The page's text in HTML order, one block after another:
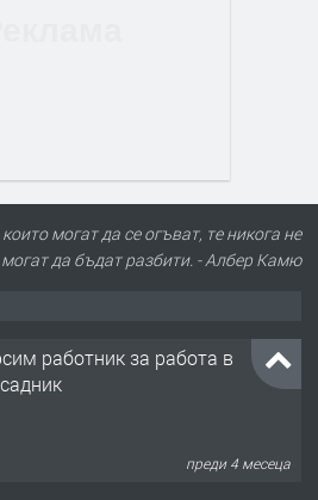
могат да се огъват, те никога не
могат да бъдат разбити. - Албер Камю
работник за работа в
преди 4 месеца